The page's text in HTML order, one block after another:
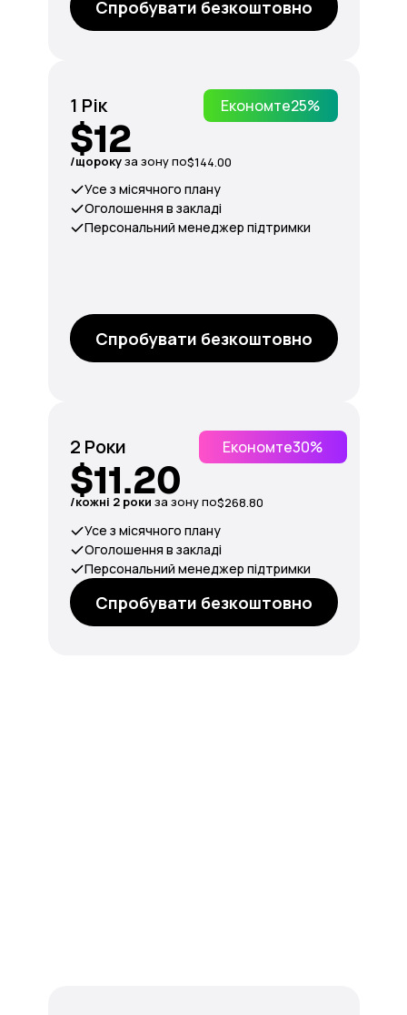
Спробувати безкоштовно
1 Рік Економте25%
$12
/щорокуза зону по$144.00
Усе з місячного плану
Оголошення в закладі
Персональний менеджер підтримки
Спробувати безкоштовно
2 Роки Економте30%
$11.20
/кожні 2 роки за зону по$268.80
Усе з місячного плану
Оголошення в закладі
Персональний менеджер підтримки
Спробувати безкоштовно